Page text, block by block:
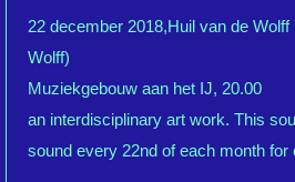
22 december 2018,Huil van de
Wolff)
Muziekgebouw aan het IJ, 20.00
an interdisciplinary art work. This
sound every 22nd of each month for